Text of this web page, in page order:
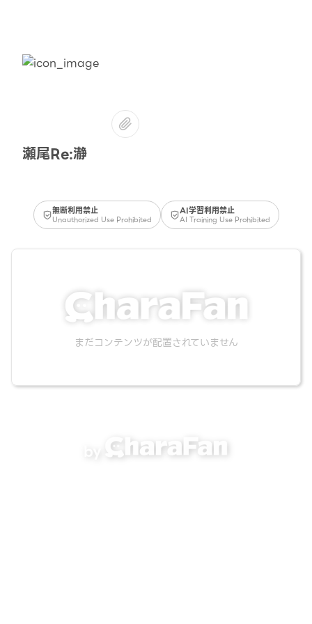
瀬尾Re:瀞
無断利用禁止
Unauthorized Use Prohibited
AI学習利用禁止
AI Training Use Prohibited
まだコンテンツが配置されていません